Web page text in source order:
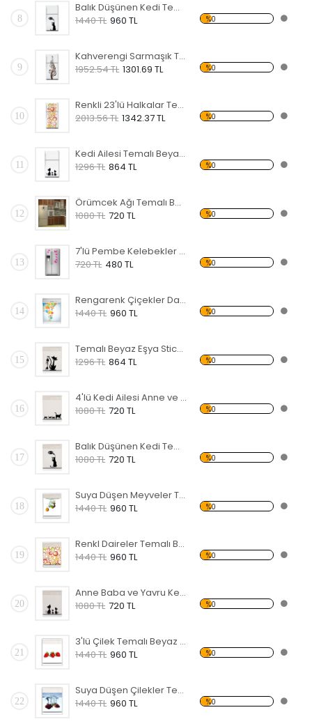
8
Balık Düşünen Kedi Temalı Beyaz Eşya Sticker
1440 TL 960 TL %0
9
Kahverengi Sarmaşık Temalı Beyaz Eşya Sticker
1952.54 TL 1301.69 TL %0
10
Renkli 23'lü Halkalar Temalı Beyaz Eşya Sticker
2013.56 TL 1342.37 TL %0
11
Kedi Ailesi Temalı Beyaz Eşya Sticker
1296 TL 864 TL %0
12
Örümcek Ağı Temalı Beyaz Eşya Sticker
1080 TL 720 TL %0
13
7'lü Pembe Kelebekler Temalı Beyaz Eşya Sticker
720 TL 480 TL %0
14
Rengarenk Çiçekler Dağılan Temalı Beyaz Eşya Sticker
1440 TL 960 TL %0
15
Temalı Beyaz Eşya Sticker
1296 TL 864 TL %0
16
4'lü Kedi Ailesi Anne ve Yavrular Temalı Beyaz Eşya Sticker
1080 TL 720 TL %0
17
Balık Düşünen Kedi Temalı Beyaz Eşya Sticker
1080 TL 720 TL %0
18
Suya Düşen Meyveler Temalı Beyaz Eşya Sticker
1440 TL 960 TL %0
19
Renkl Daireler Temalı Beyaz Eşya Sticker
1440 TL 960 TL %0
20
Anne Baba ve Yavru Kedi Ailesi Temalı Beyaz Eşya Sticker
1080 TL 720 TL %0
21
3'lü Çilek Temalı Beyaz Eşya Sticker
1440 TL 960 TL %0
22
Suya Düşen Çilekler Temalı Beyaz Eşya Sticker
1440 TL 960 TL %0